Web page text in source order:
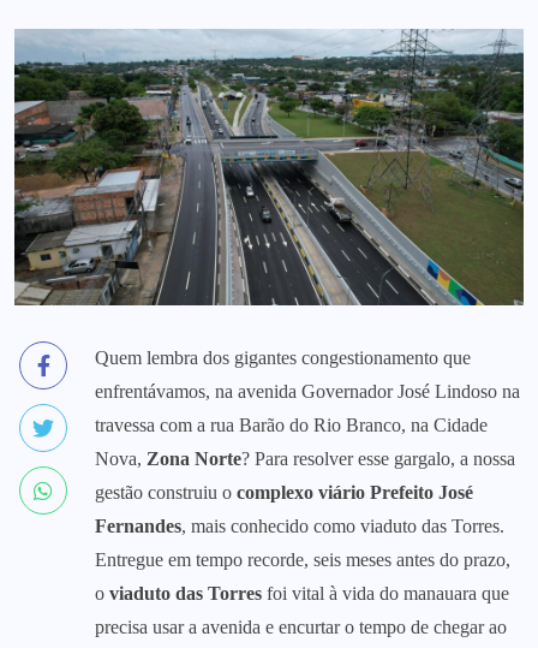
Quem lembra dos gigantes congestionamento que
enfrentávamos, na avenida Governador José Lindoso na
travessa com a rua Barão do Rio Branco, na Cidade
Nova, Zona Norte? Para resolver esse gargalo, a nossa
gestão construiu o complexo viário Prefeito José
Fernandes, mais conhecido como viaduto das Torres.
Entregue em tempo recorde, seis meses antes do prazo,
o viaduto das Torres foi vital à vida do manauara que
precisa usar a avenida e encurtar o tempo de chegar ao